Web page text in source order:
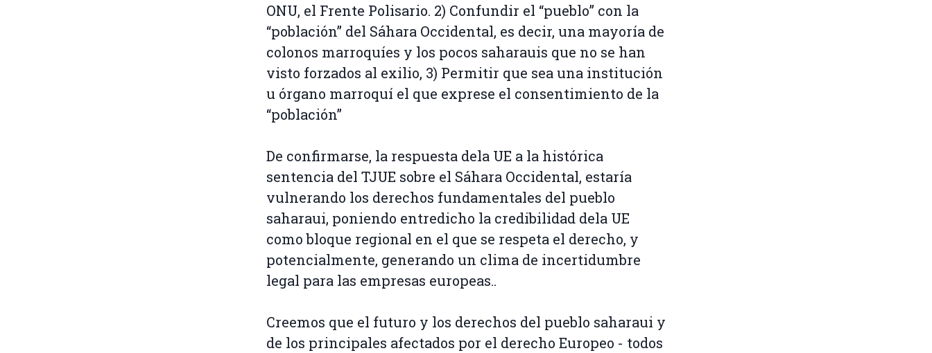
ONU, el Frente Polisario. 2) Confundir el “pueblo” con la
“población” del Sáhara Occidental, es decir, una mayoría de
colonos marroquíes y los pocos saharauis que no se han
visto forzados al exilio, 3) Permitir que sea una institución
u órgano marroquí el que exprese el consentimiento de la
“población”
De confirmarse, la respuesta dela UE a la histórica
sentencia del TJUE sobre el Sáhara Occidental, estaría
vulnerando los derechos fundamentales del pueblo
saharaui, poniendo entredicho la credibilidad dela UE
como bloque regional en el que se respeta el derecho, y
potencialmente, generando un clima de incertidumbre
legal para las empresas europeas..
Creemos que el futuro y los derechos del pueblo saharaui y
de los principales afectados por el derecho Europeo - todos